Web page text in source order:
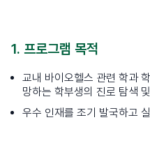
1. 프로그램 목적
교내 바이오헬스 관련 학과
망하는 학부생의 진로 탐색
우수 인재를 조기 발국하고